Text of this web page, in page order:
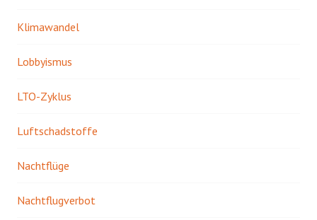
Klimawandel
Lobbyismus
LTO-Zyklus
Luftschadstoffe
Nachtflüge
Nachtflugverbot